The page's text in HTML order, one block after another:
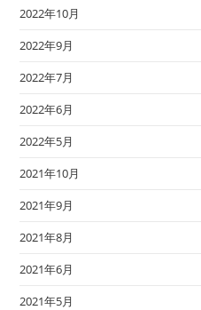
2022年10月
2022年9月
2022年7月
2022年6月
2022年5月
2021年10月
2021年9月
2021年8月
2021年6月
2021年5月